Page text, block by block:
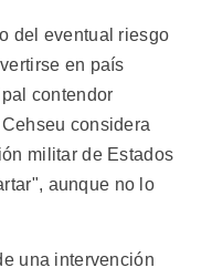
del eventual riesgo
en país
contendor
considera
militar de Estados
aunque no lo
una intervención